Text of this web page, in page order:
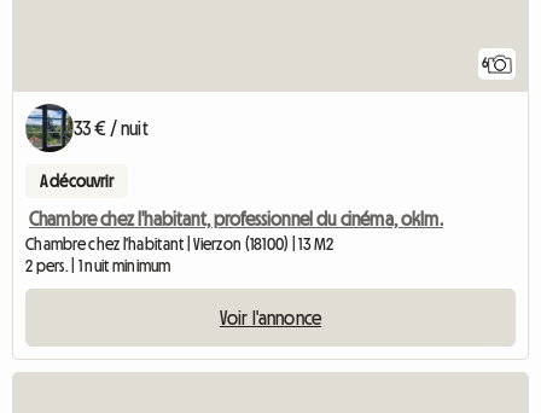
6
33 € / nuit
A découvrir
Chambre chez l'habitant, professionnel du cinéma, oklm.
Chambre chez l'habitant | Vierzon (18100) | 13 M2
2 pers. | 1 nuit minimum
Voir l'annonce